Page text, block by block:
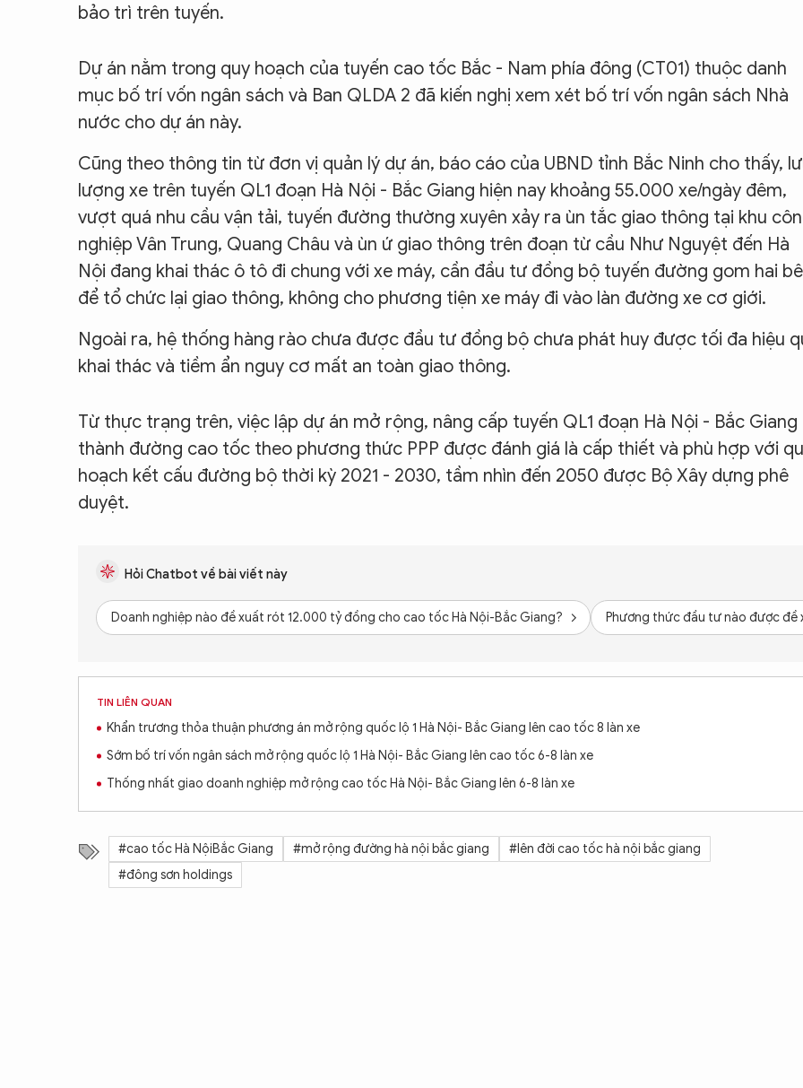
bảo trì trên tuyến.
Dự án nằm trong quy hoạch của tuyến cao tốc Bắc - Nam phía đông (CT01) thuộc danh
mục bố trí vốn ngân sách và Ban QLDA 2 đã kiến nghị xem xét bố trí vốn ngân sách Nhà
nước cho dự án này.
Cũng theo thông tin từ đơn vị quản lý dự án, báo cáo của UBND tỉnh Bắc Ninh cho thấy,
lượng xe trên tuyến QL1 đoạn Hà Nội - Bắc Giang hiện nay khoảng 55.000 xe/ngày đêm,
vượt quá nhu cầu vận tải, tuyến đường thường xuyên xảy ra ùn tắc giao thông tại khu
nghiệp Vân Trung, Quang Châu và ùn ứ giao thông trên đoạn từ cầu Như Nguyệt đến Hà
Nội đang khai thác ô tô đi chung với xe máy, cần đầu tư đồng bộ tuyến đường gom hai
để tổ chức lại giao thông, không cho phương tiện xe máy đi vào làn đường xe cơ giới.
Ngoài ra, hệ thống hàng rào chưa được đầu tư đồng bộ chưa phát huy được tối đa hiệu
khai thác và tiềm ẩn nguy cơ mất an toàn giao thông.
Từ thực trạng trên, việc lập dự án mở rộng, nâng cấp tuyến QL1 đoạn Hà Nội - Bắc Giang
thành đường cao tốc theo phương thức PPP được đánh giá là cấp thiết và phù hợp với
hoạch kết cấu đường bộ thời kỳ 2021 - 2030, tầm nhìn đến 2050 được Bộ Xây dựng phê
duyệt.
Hỏi Chatbot về bài viết này
Doanh nghiệp nào đề xuất rót 12.000 tỷ đồng cho cao tốc Hà Nội-Bắc Giang? Phương thức đầu tư nào được đề
TIN LIÊN QUAN
Khẩn trương thỏa thuận phương án mở rộng quốc lộ 1 Hà Nội- Bắc Giang lên cao tốc 8 làn xe
Sớm bố trí vốn ngân sách mở rộng quốc lộ 1 Hà Nội- Bắc Giang lên cao tốc 6-8 làn xe
Thống nhất giao doanh nghiệp mở rộng cao tốc Hà Nội- Bắc Giang lên 6-8 làn xe
#cao tốc Hà NộiBắc Giang #mở rộng đường hà nội bắc giang
#lên đời cao tốc hà nội bắc giang
#đông sơn holdings